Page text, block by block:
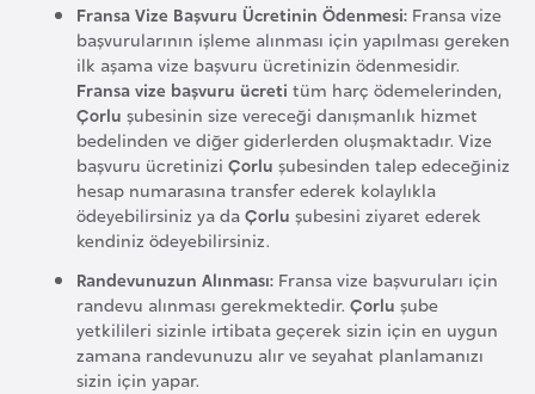
Fransa Vize Başvuru Ücretinin Ödenmesi: Fransa vize
başvurularının işleme alınması için yapılması gereken
ilk aşama vize başvuru ücretinizin ödenmesidir.
Fransa vize başvuru ücreti tüm harç ödemelerinden,
Çorlu şubesinin size vereceği danışmanlık hizmet
bedelinden ve diğer giderlerden oluşmaktadır. Vize
başvuru ücretinizi Çorlu şubesinden talep edeceğiniz
hesap numarasına transfer ederek kolaylıkla
ödeyebilirsiniz ya daÇorlu şubesini ziyaret ederek
kendiniz ödeyebilirsiniz.
Randevunuzun Alınması: Fransa vize başvuruları için
randevu alınması gerekmektedir. Çorlu şube
yetkilileri sizinle irtibata geçerek sizin için en uygun
zamana randevunuzu alır ve seyahat planlamanızı
sizin için yapar.